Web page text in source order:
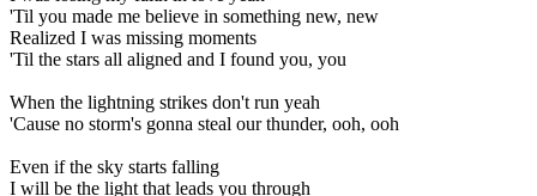
'Til you made me believe in something new, new
Realized I was missing moments
'Til the stars all aligned and I found you, you
When the lightning strikes don't run yeah
'Cause no storm's gonna steal our thunder, ooh, ooh
Even if the sky starts falling
I will be the light that leads you through